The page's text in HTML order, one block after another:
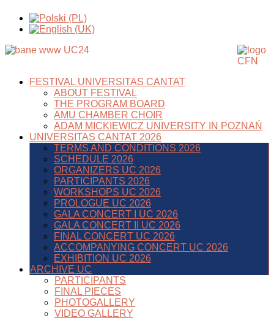
FESTIVAL UNIVERSITAS CANTAT
ABOUT FESTIVAL
THE PROGRAM BOARD
AMU CHAMBER CHOIR
ADAM MICKIEWICZ UNIVERSITY IN POZNAŃ
UNIVERSITAS CANTAT 2026
TERMS AND CONDITIONS 2026
SCHEDULE 2026
ORGANIZERS UC 2026
PARTICIPANTS 2026
WORKSHOPS UC 2026
PROLOGUE UC 2026
GALA CONCERT I UC 2026
GALA CONCERT II UC 2026
FINAL CONCERT UC 2026
ACCOMPANYING CONCERT UC 2026
EXHIBITION UC 2026
ARCHIVE UC
PARTICIPANTS
FINAL PIECES
PHOTOGALLERY
VIDEO GALLERY